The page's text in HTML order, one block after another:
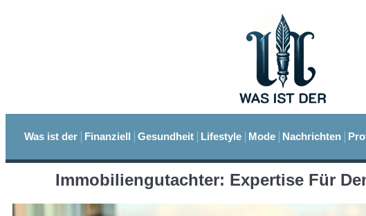
Was ist der Finanziell Gesundheit Lifestyle Mode Nachrichten
Immobiliengutachter: Expertise Für